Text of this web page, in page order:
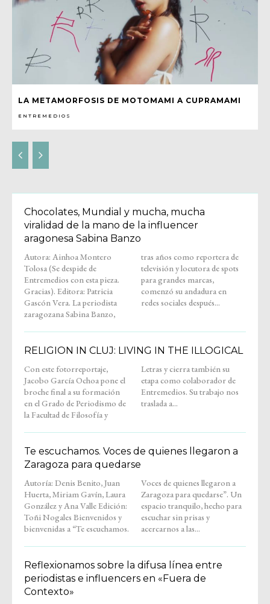
LA METAMORFOSIS DE MOTOMAMI A CUPRAMAMI
ENTREMEDIOS
Chocolates, Mundial y mucha, mucha
viralidad de la mano de la influencer
aragonesa Sabina Banzo
Autora: Ainhoa Montero
Tolosa (Se despide de
Entremedios con esta pieza.
Gracias). Editora: Patricia
Gascón Vera. La periodista
zaragozana Sabina Banzo,
tras años como reportera de
televisión y locutora de spots
para grandes marcas,
comenzó su andadura en
redes sociales después...
RELIGION IN CLUJ: LIVING IN THE ILLOGICAL
Con este fotorreportaje,
Jacobo García Ochoa pone el
broche final a su formación
en el Grado de Periodismo de
la Facultad de Filosofía y
Letras y cierra también su
etapa como colaborador de
Entremedios. Su trabajo nos
traslada a...
Te escuchamos. Voces de quienes llegaron a
Zaragoza para quedarse
Autoría: Denis Benito, Juan
Huerta, Miriam Gavín, Laura
González y Ana Valle Edición:
Toñi Nogales Bienvenidos y
bienvenidas a “Te escuchamos.
Voces de quienes llegaron a
Zaragoza para quedarse”. Un
espacio tranquilo, hecho para
escuchar sin prisas y
acercarnos a las...
Reflexionamos sobre la difusa línea entre
periodistas e influencers en «Fuera de
Contexto»